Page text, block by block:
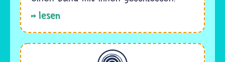
lesen
Allgemein